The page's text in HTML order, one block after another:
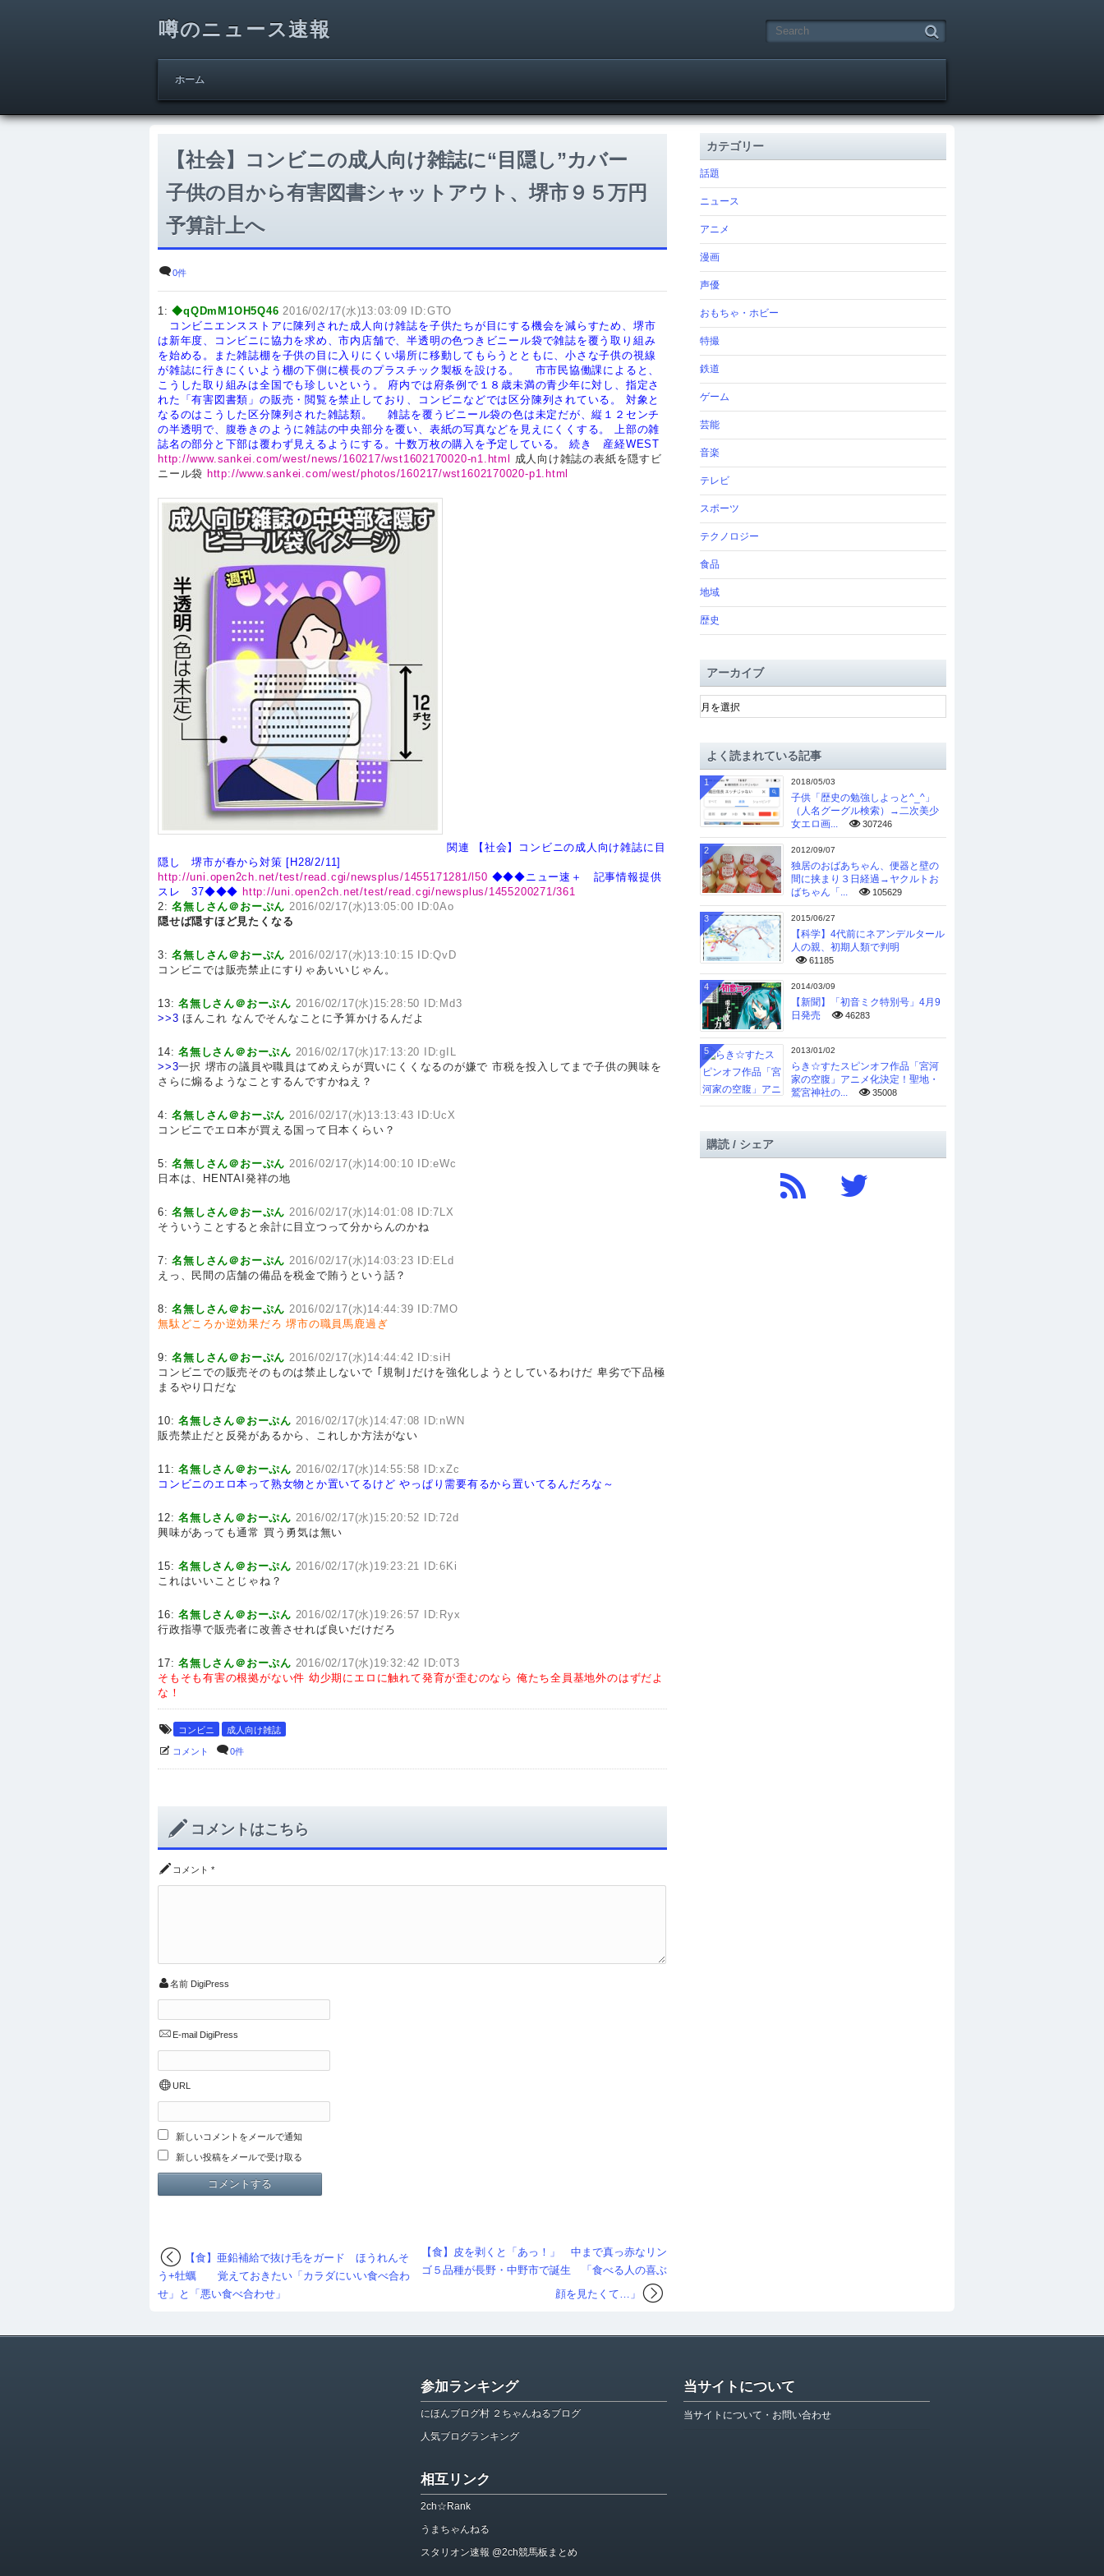
噂のニュース速報
ホーム
【社会】コンビニの成人向け雑誌に“目隠し”カバー
子供の目から有害図書シャットアウト、堺市９５万円
予算計上へ
0件
1:◆qQDmM1OH5Q46 2016/02/17(水)13:03:09 ID:GTO
コンビニエンスストアに陳列された成人向け雑誌を子供たちが目にする機会を減らすため、堺市
は新年度、コンビニに協力を求め、市内店舗で、半透明の色つきビニール袋で雑誌を覆う取り組み
を始める。また雑誌棚を子供の目に入りにくい場所に移動してもらうとともに、小さな子供の視線
が雑誌に行きにくいよう棚の下側に横長のプラスチック製板を設ける。
市市民協働課によると、
こうした取り組みは全国でも珍しいという。
府内では府条例で１８歳未満の青少年に対し、指定さ
れた「有害図書類」の販売・閲覧を禁止しており、コンビニなどでは区分陳列されている。
対象と
なるのはこうした区分陳列された雑誌類。
雑誌を覆うビニール袋の色は未定だが、縦１２センチ
の半透明で、腹巻きのように雑誌の中央部分を覆い、表紙の写真などを見えにくくする。
上部の雑
誌名の部分と下部は覆わず見えるようにする。十数万枚の購入を予定している。
続き 産経WEST
http://www.sankei.com/west/news/160217/wst1602170020-n1.html
成人向け雑誌の表紙を隠すビ
ニール袋 http://www.sankei.com/west/photos/160217/wst1602170020-p1.html
関連
【社会】コンビニの成人向け雑誌に目
隠し 堺市が春から対策 [H28/2/11]
http://uni.open2ch.net/test/read.cgi/newsplus/1455171281/l50 ◆◆◆ニュー速＋ 記事情報提供
スレ 37◆◆◆ http://uni.open2ch.net/test/read.cgi/newsplus/1455200271/361
2:名無しさん＠おーぷん 2016/02/17(水)13:05:00 ID:0Ao
隠せば隠すほど見たくなる
3:名無しさん＠おーぷん 2016/02/17(水)13:10:15 ID:QvD
コンビニでは販売禁止にすりゃあいいじゃん。
13:名無しさん＠おーぷん 2016/02/17(水)15:28:50 ID:Md3
>>3 ほんこれ なんでそんなことに予算かけるんだよ
14:名無しさん＠おーぷん 2016/02/17(水)17:13:20 ID:gIL
>>3一択 堺市の議員や職員はてめえらが買いにくくなるのが嫌で 市税を投入してまで子供の興味を
さらに煽るようなことするんですかねえ？
4:名無しさん＠おーぷん 2016/02/17(水)13:13:43 ID:UcX
コンビニでエロ本が買える国って日本くらい？
5:名無しさん＠おーぷん 2016/02/17(水)14:00:10 ID:eWc
日本は、HENTAI発祥の地
6:名無しさん＠おーぷん 2016/02/17(水)14:01:08 ID:7LX
そういうことすると余計に目立つって分からんのかね
7:名無しさん＠おーぷん 2016/02/17(水)14:03:23 ID:ELd
えっ、民間の店舗の備品を税金で賄うという話？
8:名無しさん＠おーぷん 2016/02/17(水)14:44:39 ID:7MO
無駄どころか逆効果だろ 堺市の職員馬鹿過ぎ
9:名無しさん＠おーぷん 2016/02/17(水)14:44:42 ID:siH
コンビニでの販売そのものは禁止しないで ｢規制｣だけを強化しようとしているわけだ 卑劣で下品極
まるやり口だな
10:名無しさん＠おーぷん 2016/02/17(水)14:47:08 ID:nWN
販売禁止だと反発があるから、これしか方法がない
11:名無しさん＠おーぷん 2016/02/17(水)14:55:58 ID:xZc
コンビニのエロ本って熟女物とか置いてるけど やっぱり需要有るから置いてるんだろな～
12:名無しさん＠おーぷん 2016/02/17(水)15:20:52 ID:72d
興味があっても通常 買う勇気は無い
15:名無しさん＠おーぷん 2016/02/17(水)19:23:21 ID:6Ki
これはいいことじゃね？
16:名無しさん＠おーぷん 2016/02/17(水)19:26:57 ID:Ryx
行政指導で販売者に改善させれば良いだけだろ
17:名無しさん＠おーぷん 2016/02/17(水)19:32:42 ID:0T3
そもそも有害の根拠がない件 幼少期にエロに触れて発育が歪むのなら 俺たち全員基地外のはずだよ
な！
コンビニ 成人向け雑誌
コメント 0件
コメントはこちら
コメント *
名前 DigiPress
E-mail DigiPress
URL
新しいコメントをメールで通知
新しい投稿をメールで受け取る
【食】皮を剥くと「あっ！」 中まで真っ赤なリン
ゴ５品種が長野・中野市で誕生 「食べる人の喜ぶ
顔を見たくて…」
【食】亜鉛補給で抜け毛をガード ほうれんそ
う+牡蠣 覚えておきたい「カラダにいい食べ合わ
せ」と「悪い食べ合わせ」
カテゴリー
話題
ニュース
アニメ
漫画
声優
おもちゃ・ホビー
特撮
鉄道
ゲーム
芸能
音楽
テレビ
スポーツ
テクノロジー
食品
地域
歴史
アーカイブ
ア
ー
ブよく読まれている記事
2018/05/03
子供「歴史の勉強しよっと^_^」
（人名グーグル検索）→二次美少
女エロ画...
307246
1
2012/09/07
独居のおばあちゃん、便器と壁の
間に挟まり３日経過→ヤクルトお
ばちゃん「...
105629
2
2015/06/27
【科学】4代前にネアンデルタール
人の親、初期人類で判明
61185
3
2014/03/09
【新聞】「初音ミク特別号」4月9
日発売
46283
4
2013/01/02
らき☆すたスピンオフ作品「宮河
家の空腹」アニメ化決定！聖地・
鷲宮神社の...
35008
5
購読 / シェア
参加ランキング
にほんブログ村 ２ちゃんねるブログ
人気ブログランキング
相互リンク
2ch☆Rank
うまちゃんねる
スタリオン速報 @2ch競馬板まとめ
当サイトについて
当サイトについて・お問い合わせ